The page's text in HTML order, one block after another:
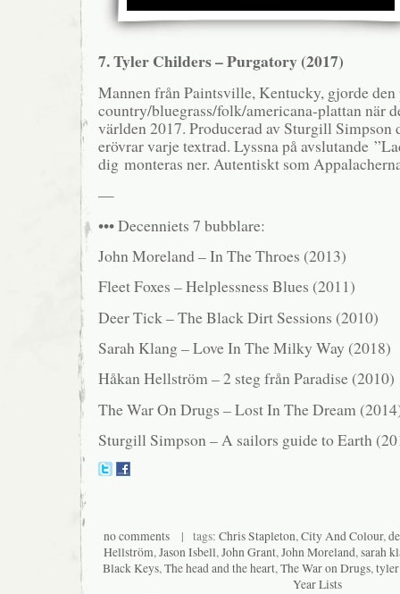
7. Tyler Childers – Purgatory (2017)
Mannen från Paintsville, Kentucky, gjorde den
country/bluegrass/folk/americana-plattan när
världen 2017. Producerad av Sturgill Simpson
erövrar varje textrad. Lyssna på avslutande
dig monteras ner. Autentiskt som
—
••• Decenniets 7 bubblare:
John Moreland – In The Throes (2013)
Fleet Foxes – Helplessness Blues (2011)
Deer Tick – The Black Dirt Sessions (2010)
Sarah Klang – Love In The Milky Way (2018)
Håkan Hellström – 2 steg från Paradise (2010)
The War On Drugs – Lost In The Dream
Sturgill Simpson – A sailors guide to Earth
no comments| tags: Chris Stapleton,City And Colour,
Hellström,Jason Isbell,John Grant,John Moreland,sarah
Black Keys,The head and the heart,The War on Drugs,
Year Lists